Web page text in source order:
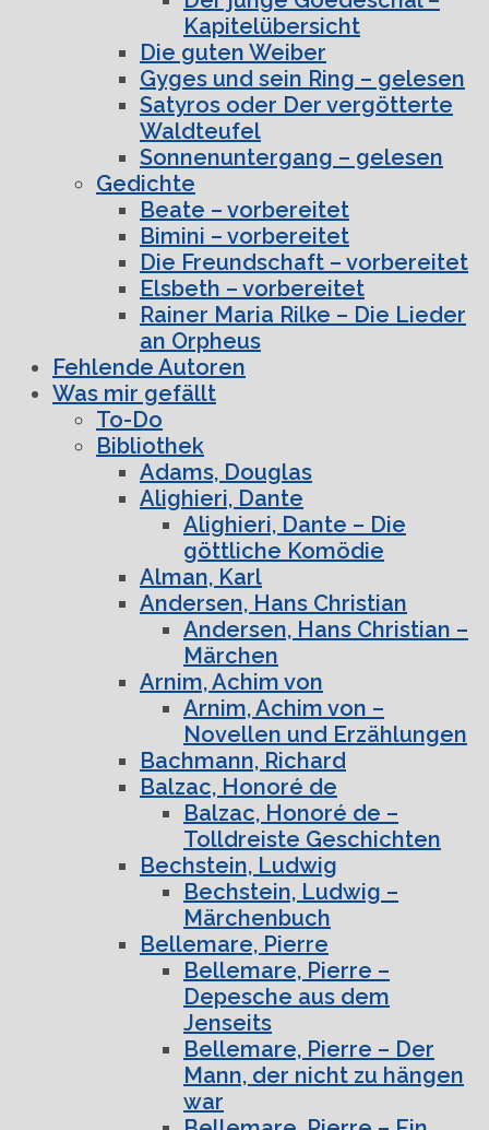
Kapitelübersicht
Die guten Weiber
Gyges und sein Ring – gelesen
Satyros oder Der vergötterte
Waldteufel
Sonnenuntergang – gelesen
Gedichte
Beate – vorbereitet
Bimini – vorbereitet
Die Freundschaft – vorbereitet
Elsbeth – vorbereitet
Rainer Maria Rilke – Die Lieder
an Orpheus
Fehlende Autoren
Was mir gefällt
To-Do
Bibliothek
Adams, Douglas
Alighieri, Dante
Alighieri, Dante – Die
göttliche Komödie
Alman, Karl
Andersen, Hans Christian
Andersen, Hans Christian –
Märchen
Arnim, Achim von
Arnim, Achim von –
Novellen und Erzählungen
Bachmann, Richard
Balzac, Honoré de
Balzac, Honoré de –
Tolldreiste Geschichten
Bechstein, Ludwig
Bechstein, Ludwig –
Märchenbuch
Bellemare, Pierre
Bellemare, Pierre –
Depesche aus dem
Jenseits
Bellemare, Pierre – Der
Mann, der nicht zu hängen
war